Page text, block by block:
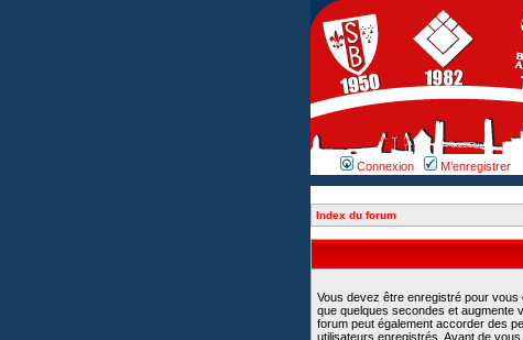
Connexion M’enregistrer
Index du forum
Vous devez être enregistré pour vous
que quelques secondes et augmente
forum peut également accorder des
utilisateurs enregistrés. Avant de